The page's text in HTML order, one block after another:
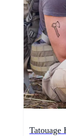
Tatouage